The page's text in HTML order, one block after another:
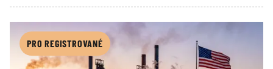
postavených domů a větší spotřebu.
PRO REGISTROVANÉ